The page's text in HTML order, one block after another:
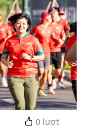
0lượt